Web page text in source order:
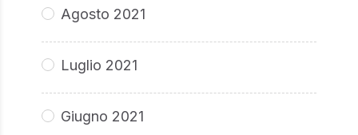
Agosto 2021
Luglio 2021
Giugno 2021